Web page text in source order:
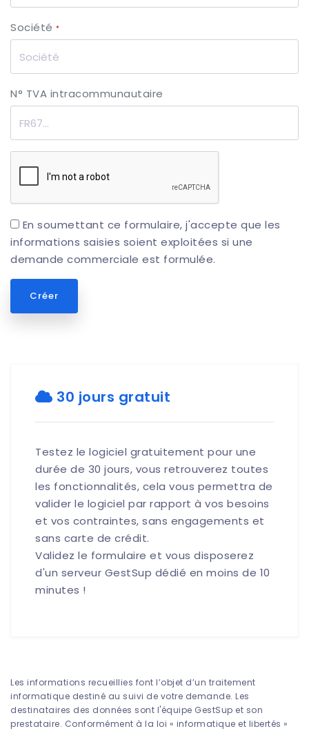
Société *
N° TVA intracommunautaire
En soumettant ce formulaire, j'accepte que les
informations saisies soient exploitées si une
demande commerciale est formulée.
Créer
30 jours gratuit
Testez le logiciel gratuitement pour une
durée de 30 jours, vous retrouverez toutes
les fonctionnalités, cela vous permettra de
valider le logiciel par rapport à vos besoins
et vos contraintes, sans engagements et
sans carte de crédit.
Validez le formulaire et vous disposerez
d'un serveur GestSup dédié en moins de 10
minutes !
Les informations recueillies font l’objet d’un traitement
informatique destiné au suivi de votre demande. Les
destinataires des données sont l'équipe GestSup et son
prestataire. Conformément à la loi « informatique et libertés »